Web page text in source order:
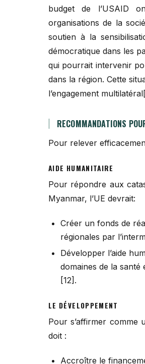
budget de l’USAID
organisations de la
soutien à la
démocratique dans les
qui pourrait intervenir
dans la région. Cette
l’engagement
RECOMMANDATIONS
Pour relever
AIDE HUMANITAIRE
Pour répondre aux
Myanmar, l’UE devrait:
Créer un fonds de
régionales par
Développer l’aide
domaines de la santé
[12].
LE DÉVELOPPEMENT
Pour s’affirmer comme
doit :
Accroître le